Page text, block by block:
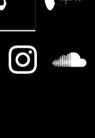
Instagram